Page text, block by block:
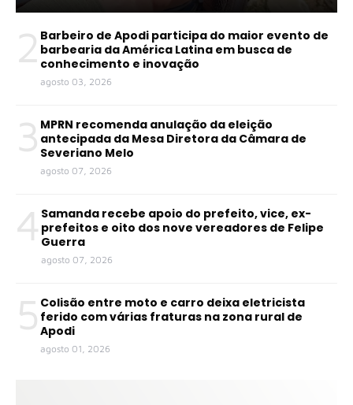
2 Barbeiro de Apodi participa do maior evento de
barbearia da América Latina em busca de
conhecimento e inovação
agosto 03, 2026
3 MPRN recomenda anulação da eleição
antecipada da Mesa Diretora da Câmara de
Severiano Melo
agosto 07, 2026
4 Samanda recebe apoio do prefeito, vice, ex-
prefeitos e oito dos nove vereadores de Felipe
Guerra
agosto 07, 2026
5 Colisão entre moto e carro deixa eletricista
ferido com várias fraturas na zona rural de
Apodi
agosto 01, 2026